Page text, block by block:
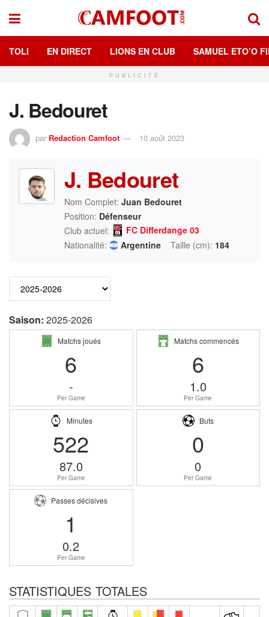
TOLI EN DIRECT LIONS EN CLUB SAMUEL ETO’O
PUBLICITÉ
J. Bedouret
par Redaction Camfoot 10 août 2023
J. Bedouret
Nom Complet: Juan Bedouret
Position: Défenseur
Club actuel:
FC Differdange 03
Nationalité:
Argentine Taille (cm): 184
Saison: 2025-2026
Matchs joués
6
-
Per Game
Matchs commencés
6
1.0
Per Game
Minutes
522
87.0
Per Game
Buts
0
0
Per Game
Passes décisives
1
0.2
Per Game
STATISTIQUES TOTALES